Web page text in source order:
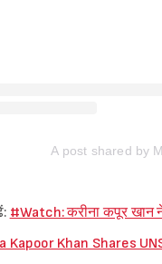
A post shared by
#Watch: करीना कपूर खान
Kapoor Khan Shares